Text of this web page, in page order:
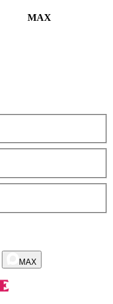
MAX
MAX